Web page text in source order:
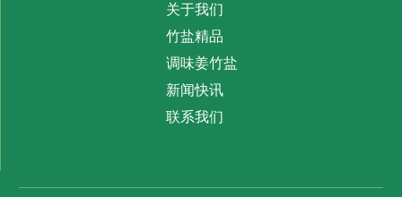
关于我们
竹盐精品
调味姜竹盐
新闻快讯
联系我们